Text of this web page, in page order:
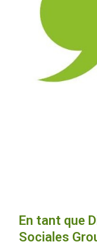
En tant que
Sociales